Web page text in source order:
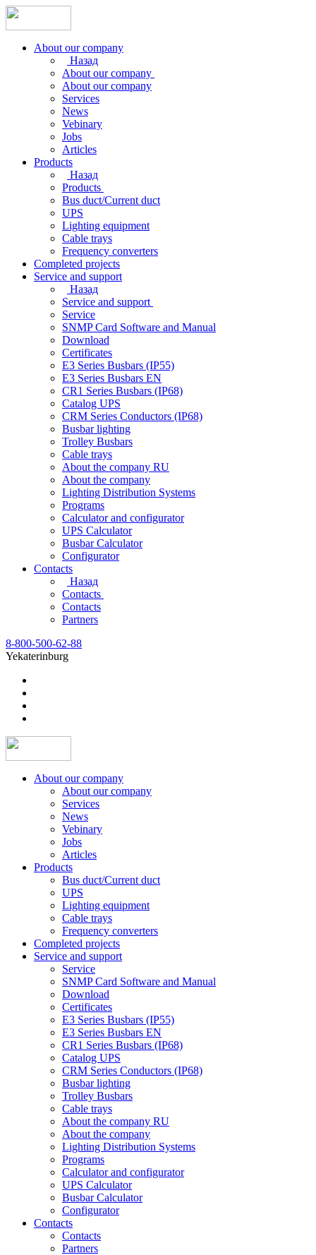
About our company
Назад
About our company
About our company
Services
News
Vebinary
Jobs
Articles
Products
Назад
Products
Bus duct/Current duct
UPS
Lighting equipment
Cable trays
Frequency converters
Completed projects
Service and support
Назад
Service and support
Service
SNMP Card Software and Manual
Download
Certificates
E3 Series Busbars (IP55)
E3 Series Busbars EN
CR1 Series Busbars (IP68)
Catalog UPS
CRM Series Conductors (IP68)
Busbar lighting
Trolley Busbars
Cable trays
About the company RU
About the company
Lighting Distribution Systems
Programs
Calculator and configurator
UPS Calculator
Busbar Calculator
Configurator
Contacts
Назад
Contacts
Contacts
Partners
8-800-500-62-88
Yekaterinburg
About our company
About our company
Services
News
Vebinary
Jobs
Articles
Products
Bus duct/Current duct
UPS
Lighting equipment
Cable trays
Frequency converters
Completed projects
Service and support
Service
SNMP Card Software and Manual
Download
Certificates
E3 Series Busbars (IP55)
E3 Series Busbars EN
CR1 Series Busbars (IP68)
Catalog UPS
CRM Series Conductors (IP68)
Busbar lighting
Trolley Busbars
Cable trays
About the company RU
About the company
Lighting Distribution Systems
Programs
Calculator and configurator
UPS Calculator
Busbar Calculator
Configurator
Contacts
Contacts
Partners